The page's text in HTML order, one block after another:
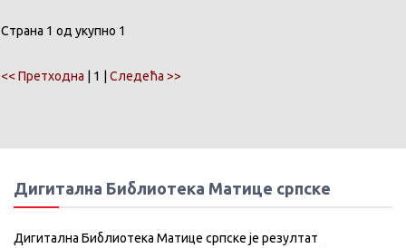
Страна 1 од укупно 1
<< Претходна | 1 | Следећа >>
Дигитална Библиотека Матице српске
Дигитална Библиотека Матице српске је резултат